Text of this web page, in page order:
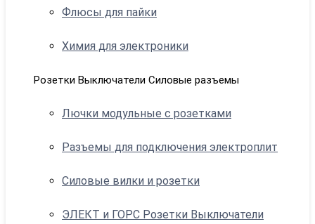
Флюсы для пайки
Химия для электроники
Розетки Выключатели Силовые разъемы
Лючки модульные с розетками
Разъемы для подключения электроплит
Силовые вилки и розетки
ЭЛЕКТ и ГОРС Розетки Выключатели